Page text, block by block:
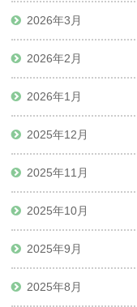
2026年3月
2026年2月
2026年1月
2025年12月
2025年11月
2025年10月
2025年9月
2025年8月